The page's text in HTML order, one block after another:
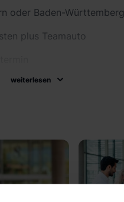
oder Baden-Württemberg
plus Teamauto
weiterlesen